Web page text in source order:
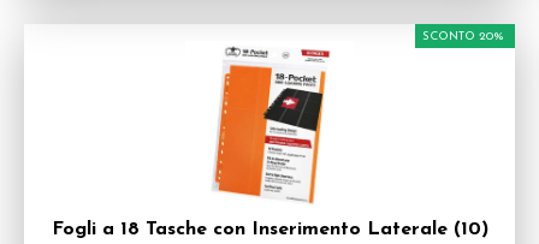
Fogli a 18 Tasche con Inserimento Laterale (10)
SCONTO 20%